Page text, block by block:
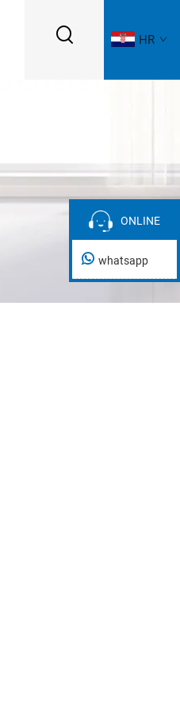
HR
ONLINE
ONLINE
whatsapp